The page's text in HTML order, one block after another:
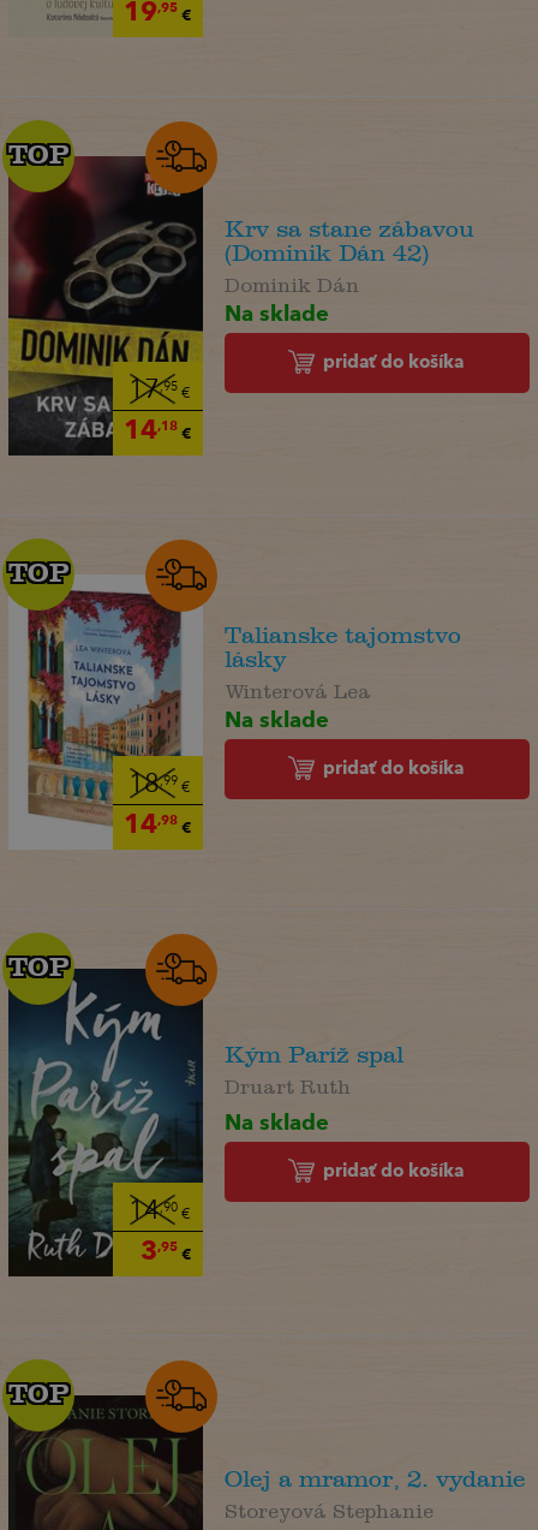
19,95€
17,95€
14,18€
TOP
TOP
Krv sa stane zábavou
(Dominik Dán 42)
Dominik Dán
Na sklade
pridať do košíka
18,99 €
14,98€
TOP
TOP
Talianske tajomstvo
lásky
Winterová Lea
Na sklade
pridať do košíka
14,90€
3,95€
TOP
TOP
Kým Paríž spal
Druart Ruth
Na sklade
pridať do košíka
TOP
TOP
Olej a mramor, 2. vydanie
Storeyová Stephanie